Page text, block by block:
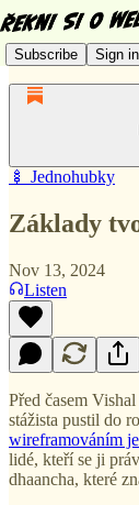
Subscribe Sign in
🍢 Jednohubky
Základy
Nov 13, 2024
Listen
Před časem
stážista pustil do
wireframováním
lidé, kteří se ji
dhaancha, které